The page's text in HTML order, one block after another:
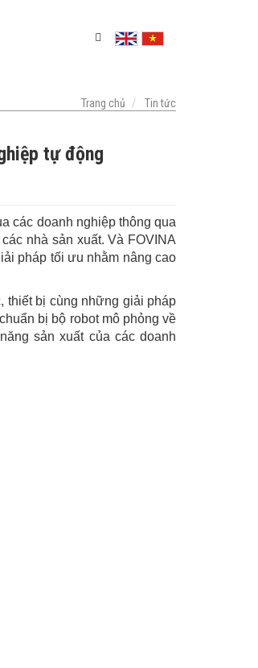
Trang chủ Tin tức
tự động
các doanh nghiệp thông qua
nhà sản xuất. Và FOVINA
pháp tối ưu nhằm nâng cao
thiết bị cùng những giải pháp
bị bộ robot mô phỏng về
sản xuất của các doanh